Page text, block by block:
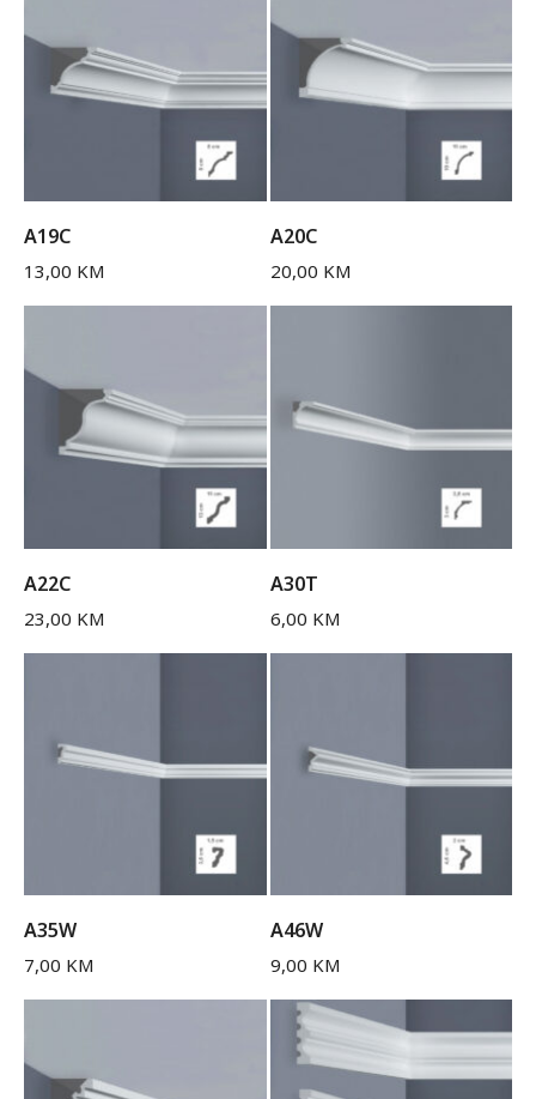
A19C
13,00 KM
A20C
20,00 KM
A22C
23,00 KM
A30T
6,00 KM
A35W
7,00 KM
A46W
9,00 KM